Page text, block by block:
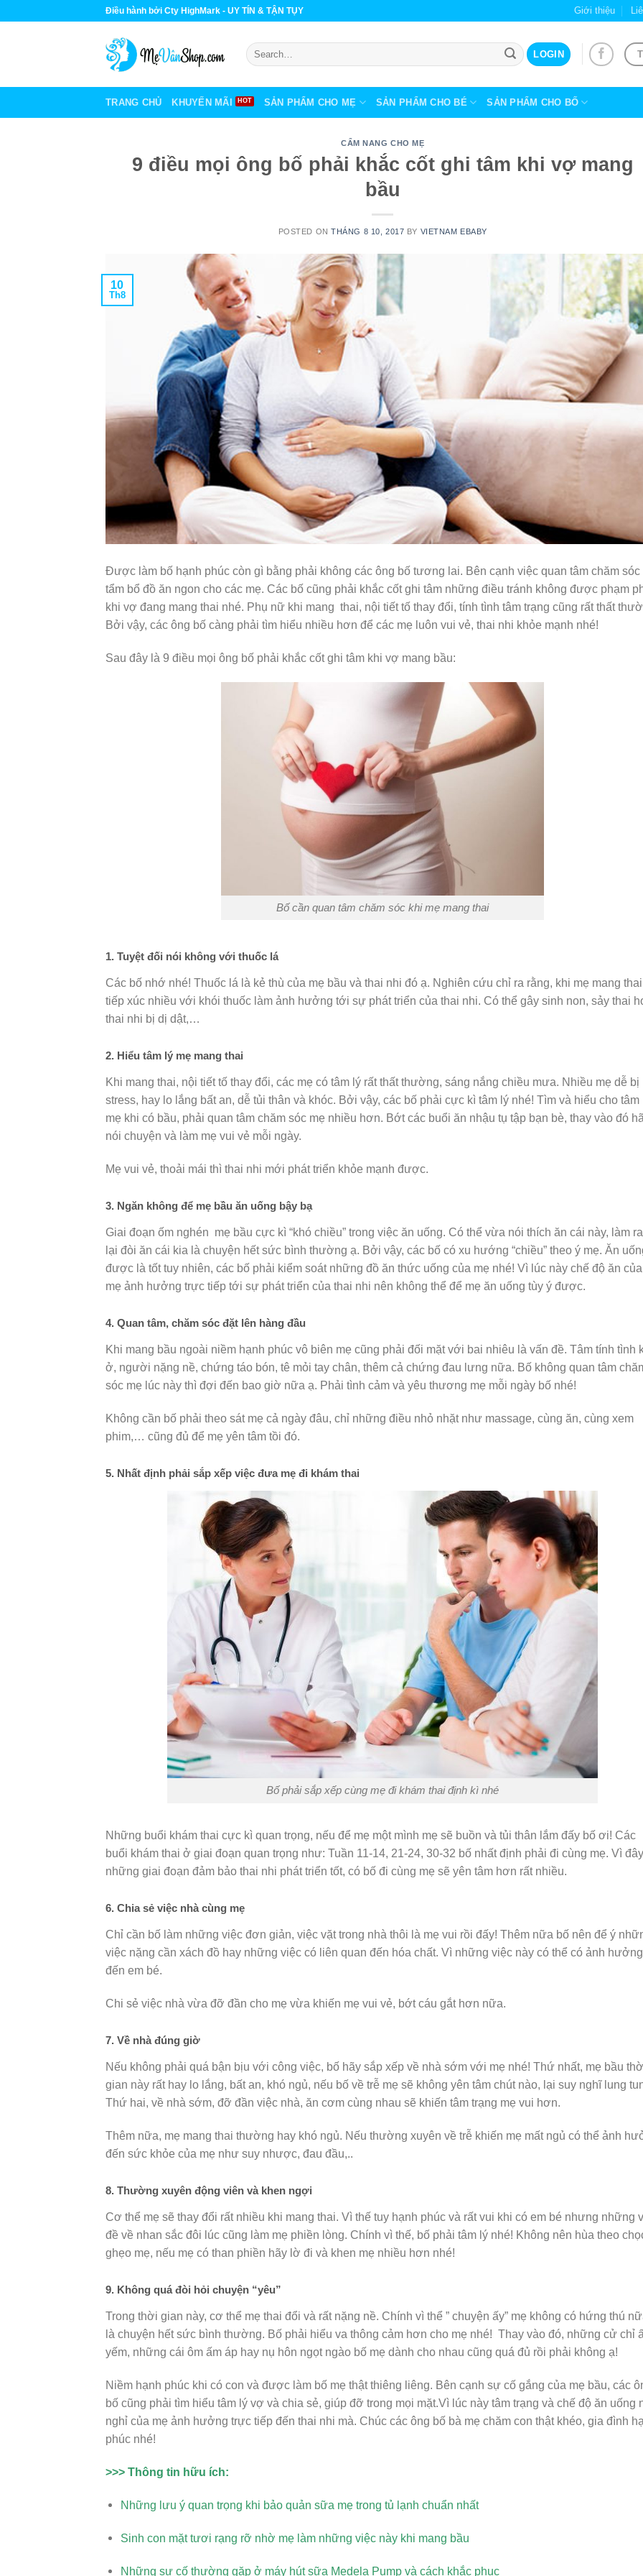
to
Điều hành bởi Cty HighMark - UY TÍN & TẬN TỤY Giới thiệu
Search
for:
LOGIN
TRANG CHỦ KHUYẾN MÃI SẢN PHẨM CHO MẸ SẢN PHẨM CHO BÉ SẢN PHẨM CHO BỐ
CẨM NANG CHO MẸ
9 điều mọi ông bố phải khắc cốt ghi tâm khi vợ mang
bầu
POSTED ONTHÁNG 8 10, 2017 BY VIETNAM EBABY
10
Th8
Được làm bố hạnh phúc còn gì bằng phải không các ông bố tương lai. Bên cạnh việc quan tâm chăm
tẩm bổ đồ ăn ngon cho các mẹ. Các bố cũng phải khắc cốt ghi tâm những điều tránh không được phạm
khi vợ đang mang thai nhé. Phụ nữ khi mang thai, nội tiết tố thay đổi, tính tình tâm trạng cũng rất thất
Bởi vậy, các ông bố càng phải tìm hiểu nhiều hơn để các mẹ luôn vui vẻ, thai nhi khỏe mạnh nhé!
Sau đây là 9 điều mọi ông bố phải khắc cốt ghi tâm khi vợ mang bầu:
Bố cần quan tâm chăm sóc khi mẹ mang thai
1. Tuyệt đối nói không với thuốc lá
Các bố nhớ nhé! Thuốc lá là kẻ thù của mẹ bầu và thai nhi đó ạ. Nghiên cứu chỉ ra rằng, khi mẹ mang thai
tiếp xúc nhiều với khói thuốc làm ảnh hưởng tới sự phát triển của thai nhi. Có thể gây sinh non, sảy thai
thai nhi bị dị dật,…
2. Hiểu tâm lý mẹ mang thai
Khi mang thai, nội tiết tố thay đổi, các mẹ có tâm lý rất thất thường, sáng nắng chiều mưa. Nhiều mẹ dễ bị
stress, hay lo lắng bất an, dễ tủi thân và khóc. Bởi vậy, các bố phải cực kì tâm lý nhé! Tìm và hiểu cho tâm
mẹ khi có bầu, phải quan tâm chăm sóc mẹ nhiều hơn. Bớt các buổi ăn nhậu tụ tập bạn bè, thay vào đó
nói chuyện và làm mẹ vui vẻ mỗi ngày.
Mẹ vui vẻ, thoải mái thì thai nhi mới phát triển khỏe mạnh được.
3. Ngăn không để mẹ bầu ăn uống bậy bạ
Giai đoạn ốm nghén mẹ bầu cực kì “khó chiều” trong việc ăn uống. Có thể vừa nói thích ăn cái này, làm
lại đòi ăn cái kia là chuyện hết sức bình thường ạ. Bởi vậy, các bố có xu hướng “chiều” theo ý mẹ. Ăn
được là tốt tuy nhiên, các bố phải kiểm soát những đồ ăn thức uống của mẹ nhé! Vì lúc này chế độ ăn của
mẹ ảnh hưởng trực tiếp tới sự phát triển của thai nhi nên không thể để mẹ ăn uống tùy ý được.
4. Quan tâm, chăm sóc đặt lên hàng đầu
Khi mang bầu ngoài niềm hạnh phúc vô biên mẹ cũng phải đối mặt với bai nhiêu là vấn đề. Tâm tính tình
ở, người nặng nề, chứng táo bón, tê mỏi tay chân, thêm cả chứng đau lưng nữa. Bố không quan tâm
sóc mẹ lúc này thì đợi đến bao giờ nữa ạ. Phải tình cảm và yêu thương mẹ mỗi ngày bố nhé!
Không cần bố phải theo sát mẹ cả ngày đâu, chỉ những điều nhỏ nhặt như massage, cùng ăn, cùng xem
phim,… cũng đủ để mẹ yên tâm tồi đó.
5. Nhất định phải sắp xếp việc đưa mẹ đi khám thai
Bố phải sắp xếp cùng mẹ đi khám thai định kì nhé
Những buổi khám thai cực kì quan trọng, nếu để mẹ một mình mẹ sẽ buồn và tủi thân lắm đấy bố ơi! Các
buổi khám thai ở giai đoạn quan trọng như: Tuần 11-14, 21-24, 30-32 bố nhất định phải đi cùng mẹ. Vì
những giai đoạn đảm bảo thai nhi phát triển tốt, có bố đi cùng mẹ sẽ yên tâm hơn rất nhiều.
6. Chia sẻ việc nhà cùng mẹ
Chỉ cần bố làm những việc đơn giản, việc vặt trong nhà thôi là mẹ vui rồi đấy! Thêm nữa bố nên để ý
việc nặng cần xách đồ hay những việc có liên quan đến hóa chất. Vì những việc này có thể có ảnh hưởng
đến em bé.
Chi sẻ việc nhà vừa đỡ đần cho mẹ vừa khiến mẹ vui vẻ, bớt cáu gắt hơn nữa.
7. Về nhà đúng giờ
Nếu không phải quá bận bịu với công việc, bố hãy sắp xếp về nhà sớm với mẹ nhé! Thứ nhất, mẹ bầu
gian này rất hay lo lắng, bất an, khó ngủ, nếu bố về trễ mẹ sẽ không yên tâm chút nào, lại suy nghĩ lung
Thứ hai, về nhà sớm, đỡ đần việc nhà, ăn cơm cùng nhau sẽ khiến tâm trạng mẹ vui hơn.
Thêm nữa, mẹ mang thai thường hay khó ngủ. Nếu thường xuyên về trễ khiến mẹ mất ngủ có thể ảnh
đến sức khỏe của mẹ như suy nhược, đau đầu,..
8. Thường xuyên động viên và khen ngợi
Cơ thể mẹ sẽ thay đổi rất nhiều khi mang thai. Vì thế tuy hạnh phúc và rất vui khi có em bé nhưng những
đề về nhan sắc đôi lúc cũng làm mẹ phiền lòng. Chính vì thế, bố phải tâm lý nhé! Không nên hùa theo
ghẹo mẹ, nếu mẹ có than phiền hãy lờ đi và khen mẹ nhiều hơn nhé!
9. Không quá đòi hỏi chuyện “yêu”
Trong thời gian này, cơ thể mẹ thai đổi và rất nặng nề. Chính vì thể ” chuyện ấy” mẹ không có hứng thú
là chuyện hết sức bình thường. Bố phải hiểu va thông cảm hơn cho mẹ nhé! Thay vào đó, những cử chỉ
yếm, những cái ôm ấm áp hay nụ hôn ngọt ngào bố mẹ dành cho nhau cũng quá đủ rồi phải không ạ!
Niềm hạnh phúc khi có con và được làm bố mẹ thật thiêng liêng. Bên cạnh sự cố gắng của mẹ bầu, các
bố cũng phải tìm hiểu tâm lý vợ và chia sẻ, giúp đỡ trong mọi mặt.Vì lúc này tâm trạng và chế độ ăn uống
nghỉ của mẹ ảnh hưởng trực tiếp đến thai nhi mà. Chúc các ông bố bà mẹ chăm con thật khéo, gia đình
phúc nhé!
>>> Thông tin hữu ích:
Những lưu ý quan trọng khi bảo quản sữa mẹ trong tủ lạnh chuẩn nhất
Sinh con mặt tươi rạng rỡ nhờ mẹ làm những việc này khi mang bầu
Những sự cố thường gặp ở máy hút sữa Medela Pump và cách khắc phục